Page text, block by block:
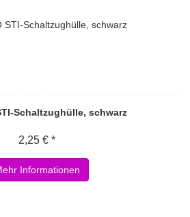
Schaltzughülle, schwarz
2,25 € *
Informationen